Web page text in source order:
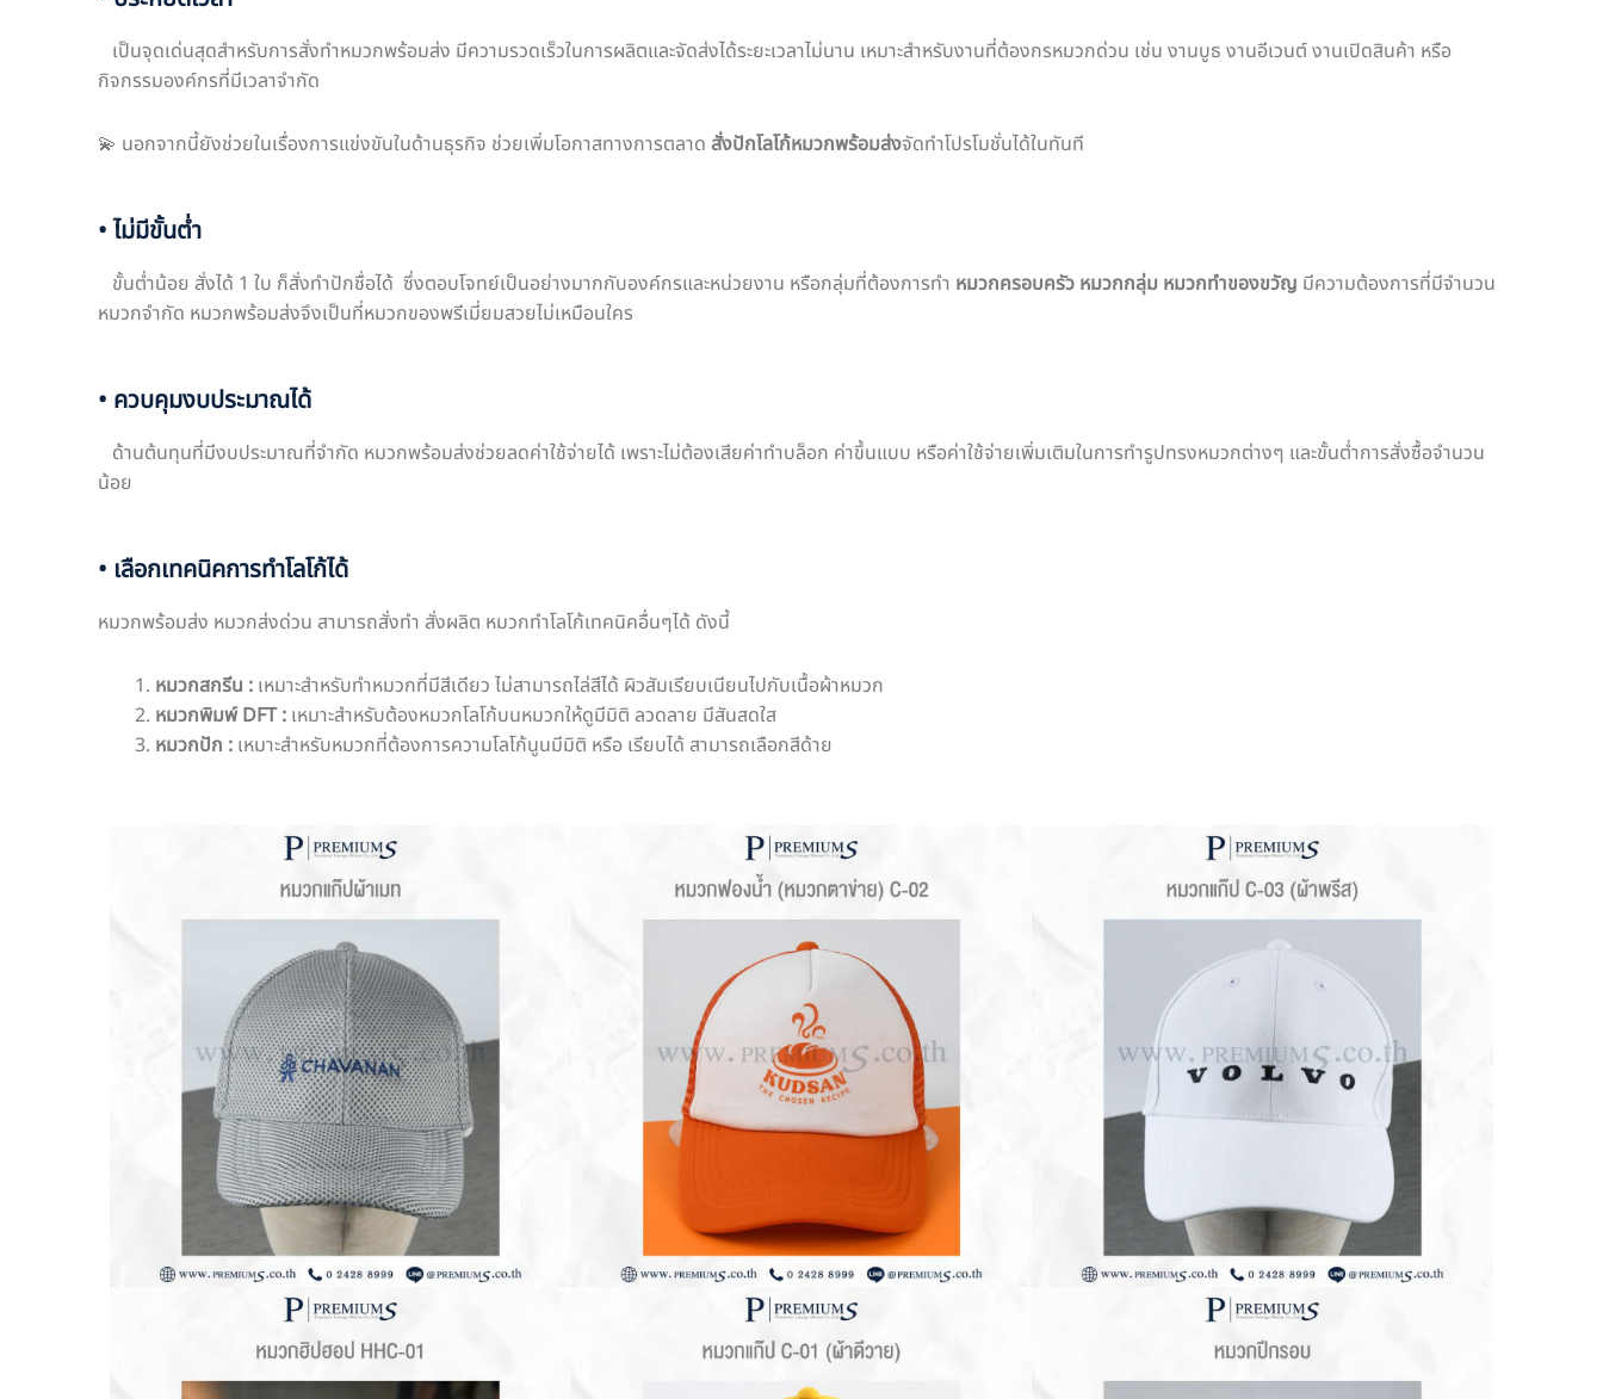
เป็นจุดเด่นสุดสำหรับการสั่งทำหมวกพร้อมส่ง มีความรวดเร็วในการผลิตและจัดส่งได้ระยะเวลาไม่นาน เหมาะสำหรับงานที่ต้องกรหมวกด่วน เช่น งานบูธ งานอีเวนต์ งานเปิดสินค้า หรือ
กิจกรรมองค์กรที่มีเวลาจำกัด
💫 นอกจากนี้ยังช่วยในเรื่องการแข่งขันในด้านธุรกิจ ช่วยเพิ่มโอกาสทางการตลาด สั่งปักโลโก้หมวกพร้อมส่งจัดทำโปรโมชั่นได้ในทันที
• ไม่มีขั้นต่ำ
ขั้นต่ำน้อย สั่งได้ 1 ใบ ก็สั่งทำปักชื่อได้ ซึ่งตอบโจทย์เป็นอย่างมากกับองค์กรและหน่วยงาน หรือกลุ่มที่ต้องการทำ หมวกครอบครัว หมวกกลุ่ม หมวกทำของขวัญ มีความต้องการที่มีจำนวน
หมวกจำกัด หมวกพร้อมส่งจึงเป็นที่หมวกของพรีเมี่ยมสวยไม่เหมือนใคร
• ควบคุมงบประมาณได้
ด้านต้นทุนที่มีงบประมาณที่จำกัด หมวกพร้อมส่งช่วยลดค่าใช้จ่ายได้ เพราะไม่ต้องเสียค่าทำบล็อก ค่าขึ้นแบบ หรือค่าใช้จ่ายเพิ่มเติมในการทำรูปทรงหมวกต่างๆ และขั้นต่ำการสั่งซื้อจำนวน
น้อย
• เลือกเทคนิคการทำโลโก้ได้
หมวกพร้อมส่ง หมวกส่งด่วน สามารถสั่งทำ สั่งผลิต หมวกทำโลโก้เทคนิคอื่นๆได้ ดังนี้
หมวกสกรีน : เหมาะสำหรับทำหมวกที่มีสีเดียว ไม่สามารถไล่สีได้ ผิวสัมเรียบเนียนไปกับเนื้อผ้าหมวก
หมวกพิมพ์DFT : เหมาะสำหรับต้องหมวกโลโก้บนหมวกให้ดูมีมิติ ลวดลาย มีสันสดใส
หมวกปัก : เหมาะสำหรับหมวกที่ต้องการความโลโก้นูนมีมิติ หรือ เรียบได้ สามารถเลือกสีด้าย